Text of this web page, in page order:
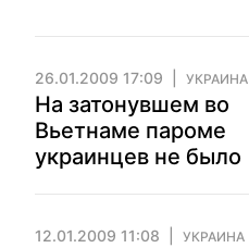
26.01.2009 17:09 УКРАИНА
На затонувшем во
Вьетнаме пароме
украинцев не было
12.01.2009 11:08 УКРАИНА